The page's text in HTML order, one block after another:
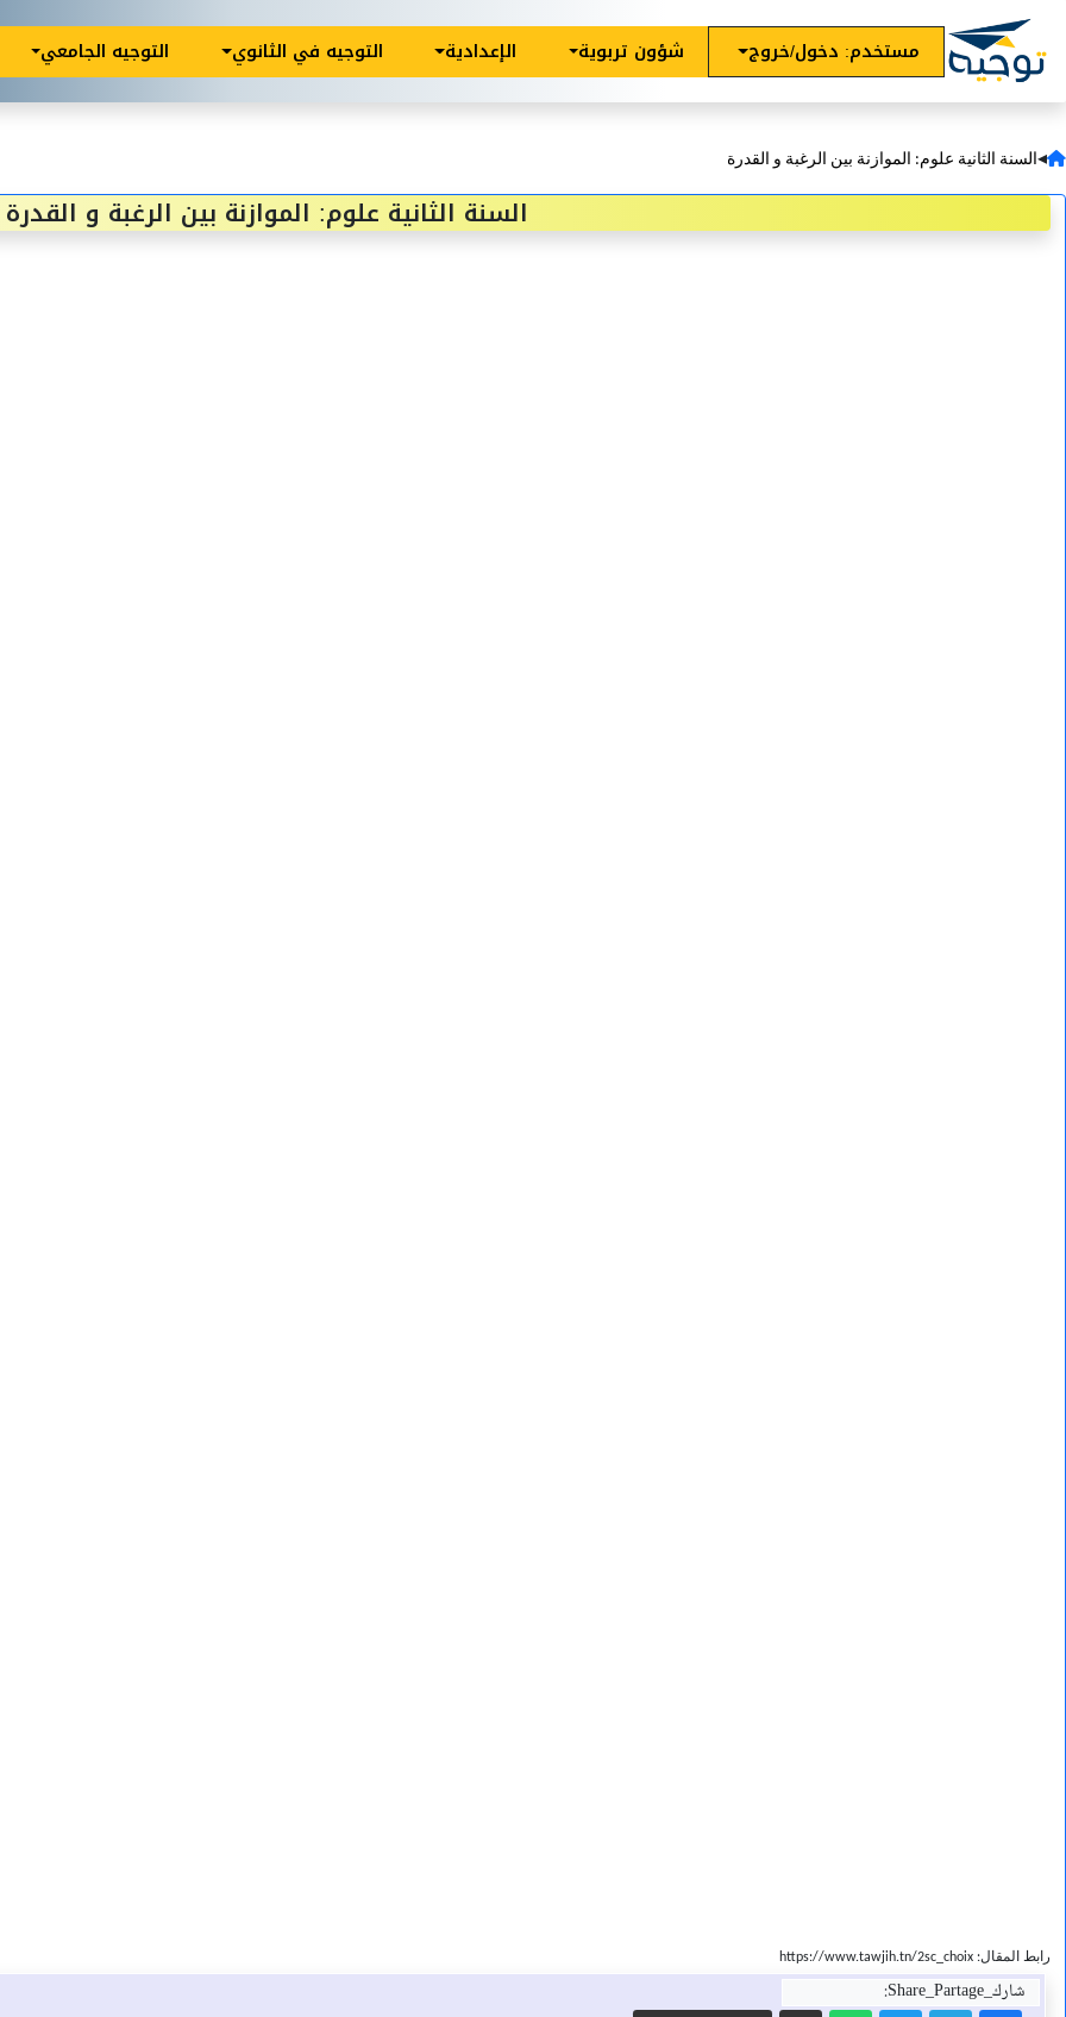
مستخدم: دخول/خروج شؤون تربوية الإعدادية التوجيه في الثانوي التوجيه الجامعي
◂السنة الثانية علوم: الموازنة بين الرغبة و القدرة
السنة الثانية علوم: الموازنة بين الرغبة و القدرة
رابط المقال: https://www.tawjih.tn/2sc_choix
شارك_Share_Partage: